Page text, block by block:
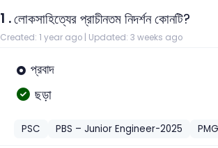
1 .লোকসাহিত্যের প্রাচীনতম নিদর্শন কোনটি?
Created: 1 year ago | Updated: 3 weeks ago
প্রবাদ
ছড়া
PSC PBS – Junior Engineer-2025